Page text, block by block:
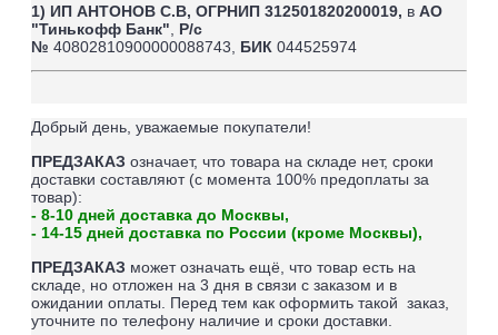
1) ИП АНТОНОВ С.В, ОГРНИП 312501820200019, в АО
"Тинькофф Банк"
Р/с
№ 40802810900000088743, БИК 044525974
Добрый день, уважаемые покупатели!
ПРЕДЗАКАЗ означает, что товара на складе нет, сроки
доставки составляют (с момента 100% предоплаты за
товар):
- 8-10 дней доставка до Москвы,
- 14-15 дней доставка по России (кроме Москвы),
ПРЕДЗАКАЗ может означать ещё, что товар есть на
складе, но отложен на 3 дня в связи с заказом и в
ожидании оплаты. Перед тем как оформить такой заказ,
уточните по телефону наличие и сроки доставки.